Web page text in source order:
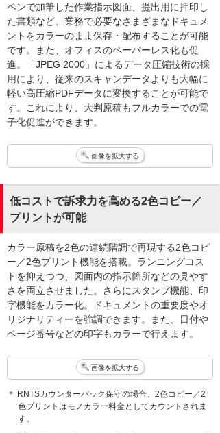
ペンで加筆した作業指示図面、提出用に押印し
た書類など、業務で必要なさまざまなドキュメ
ントをカラーのまま保存・配布することが可能
です。また、オフィスのペーパーレス化も促
進。「JPEG 2000」によるデータ圧縮技術の採
用により、従来のスキャンデータよりも大幅に
軽い高圧縮PDFデータに変換することが可能で
す。これにより、大判原稿もフルカラーでの電
子化促進ができます。
画像を拡大する
低コストで訴求力を高める2色コピー／
プリントが可能
カラー原稿を2色の連続階調で再現する2色コピ
ー／2色プリント機能を搭載。ランニングコス
トを抑えつつ、図面内の指示箇所などの見やす
さを両立させました。さらにスタンプ機能、印
字機能をカラー化。ドキュメントの重要度やオ
リジナリティーを強調できます。また、日付や
ページ番号などの印字もカラーで行えます。
画像を拡大する
＊ RNTSカウンターパック保守の場合、2色コピー／2
色プリントはモノカラー料金としてカウントされま
す。